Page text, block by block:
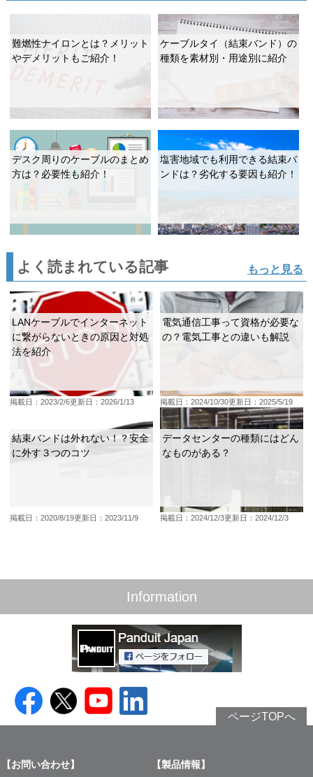
難燃性ナイロンとは？メリット
やデメリットもご紹介！
ケーブルタイ（結束バンド）の
種類を素材別・用途別に紹介
デスク周りのケーブルのまとめ
方は？必要性も紹介！
塩害地域でも利用できる結束バ
ンドは？劣化する要因も紹介！
よく読まれている記事 もっと見る
LANケーブルでインターネット
に繋がらないときの原因と対処
法を紹介
掲載日：2023/2/6更新日：2026/1/13
電気通信工事って資格が必要な
の？電気工事との違いも解説
掲載日：2024/10/30更新日：2025/5/19
結束バンドは外れない！？安全
に外す３つのコツ
掲載日：2020/8/19更新日：2023/11/9
データセンターの種類にはどん
なものがある？
掲載日：2024/12/3更新日：2024/12/3
Information
ページTOPへ
【お問い合わせ】 【製品情報】